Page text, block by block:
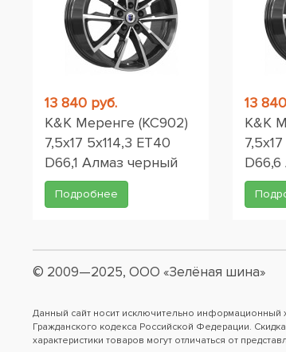
13 840 руб.
K&K Меренге (КС902)
7,5x17 5x114,3 ET40
D66,1 Алмаз черный
Подробнее
13
K&K
© 2009—2025, ООО «Зелёная шина»
Данный сайт носит исключительно информационный
Гражданского кодекса Российской Федерации.
характеристики товаров могут отличаться от